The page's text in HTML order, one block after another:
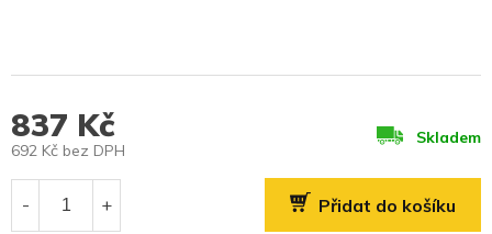
837 Kč
692 Kč bez DPH
Skladem
Přidat do košíku